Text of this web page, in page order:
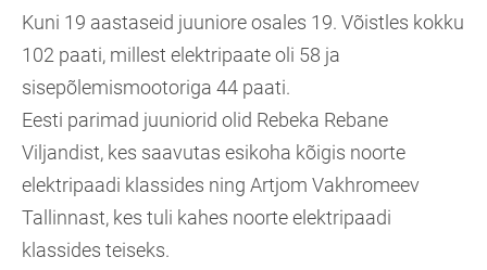
Kuni 19 aastaseid juuniore osales 19. Võistles kokku
102 paati, millest elektripaate oli 58 ja
sisepõlemismootoriga 44 paati.
Eesti parimad juuniorid olid Rebeka Rebane
Viljandist, kes saavutas esikoha kõigis noorte
elektripaadi klassides ning Artjom Vakhromeev
Tallinnast, kes tuli kahes noorte elektripaadi
klassides teiseks.